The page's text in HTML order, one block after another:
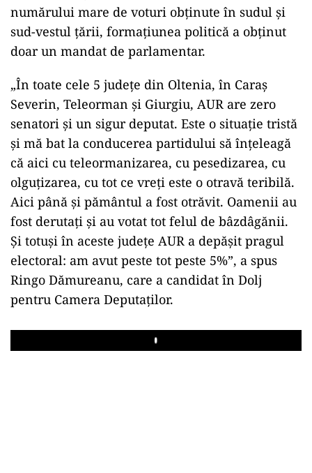
numărului mare de voturi obținute în sudul și
sud-vestul țării, formațiunea politică a obținut
doar un mandat de parlamentar.
„În toate cele 5 judeţe din Oltenia, în Caraş
Severin, Teleorman şi Giurgiu, AUR are zero
senatori şi un sigur deputat. Este o situaţie tristă
şi mă bat la conducerea partidului să înţeleagă
că aici cu teleormanizarea, cu pesedizarea, cu
olguţizarea, cu tot ce vreţi este o otravă teribilă.
Aici până şi pământul a fost otrăvit. Oamenii au
fost derutaţi şi au votat tot felul de bâzdâgănii.
Şi totuşi în aceste judeţe AUR a depăşit pragul
electoral: am avut peste tot peste 5%”, a spus
Ringo Dămureanu, care a candidat în Dolj
pentru Camera Deputaţilor.
Play